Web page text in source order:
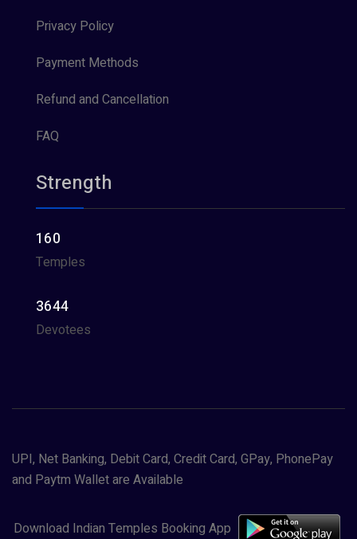
Privacy Policy
Payment Methods
Refund and Cancellation
FAQ
Strength
160
Temples
3644
Devotees
UPI, Net Banking, Debit Card, Credit Card, GPay, PhonePay
and Paytm Wallet are Available
Download Indian Temples Booking App